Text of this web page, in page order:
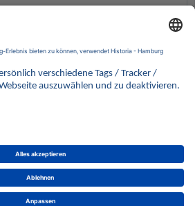
Münzen die Differenzbesteuerung gemäß § 25a UStG
anzuwenden.
der Vorrat reicht. Irrtum vorbehalten. Bilder sind
Beispielbilder
Münzhandelsgesellschaft mbH